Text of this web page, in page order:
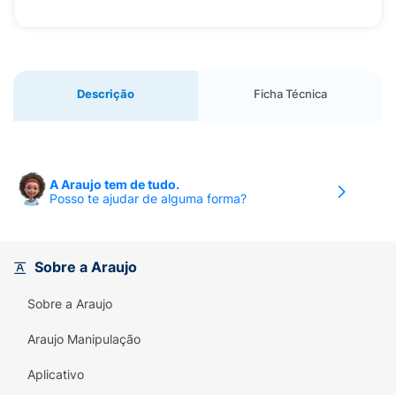
Descrição Ficha Técnica
A Araujo tem de tudo.
Posso te ajudar de alguma forma?
Sobre a Araujo
Sobre a Araujo
Araujo Manipulação
Aplicativo